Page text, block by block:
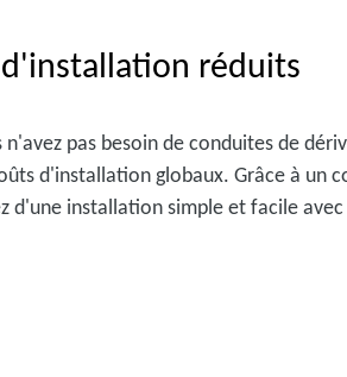
réduits
n'avez pas besoin de conduites de
d'installation globaux. Grâce à un
d'une installation simple et facile